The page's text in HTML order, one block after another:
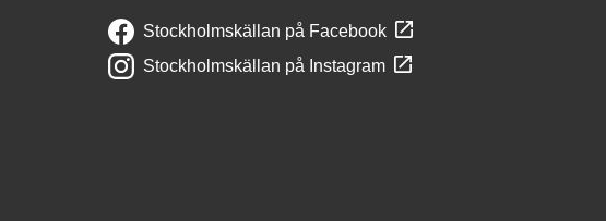
Stockholmskällan på Facebook
Stockholmskällan på Instagram